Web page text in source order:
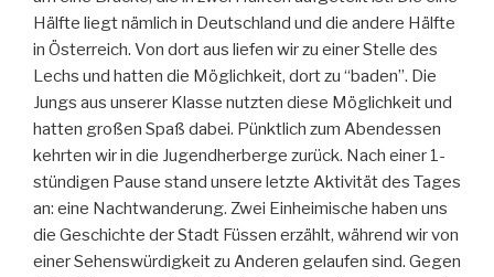
Hälfte liegt nämlich in Deutschland und die andere Hälfte
in Österreich. Von dort aus liefen wir zu einer Stelle des
Lechs und hatten die Möglichkeit, dort zu “baden”. Die
Jungs aus unserer Klasse nutzten diese Möglichkeit und
hatten großen Spaß dabei. Pünktlich zum Abendessen
kehrten wir in die Jugendherberge zurück. Nach einer 1-
stündigen Pause stand unsere letzte Aktivität des Tages
an: eine Nachtwanderung. Zwei Einheimische haben uns
die Geschichte der Stadt Füssen erzählt, während wir von
einer Sehenswürdigkeit zu Anderen gelaufen sind. Gegen